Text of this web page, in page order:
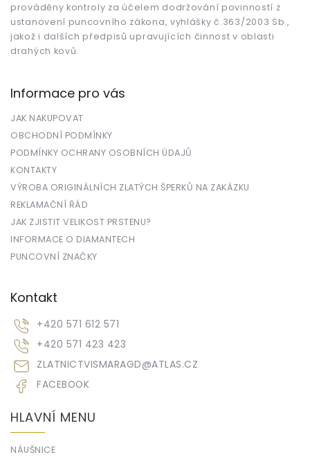
prováděny kontroly za účelem dodržování povinností z
ustanovení puncovního zákona, vyhlášky č.363/2003 Sb.,
jakož i dalších předpisů upravujících činnost v oblasti
drahých kovů.
Informace pro vás
JAK NAKUPOVAT
OBCHODNÍ PODMÍNKY
PODMÍNKY OCHRANY OSOBNÍCH ÚDAJŮ
KONTAKTY
VÝROBA ORIGINÁLNÍCH ZLATÝCH ŠPERKŮ NA ZAKÁZKU
REKLAMAČNÍ ŘÁD
JAK ZJISTIT VELIKOST PRSTENU?
INFORMACE O DIAMANTECH
PUNCOVNÍ ZNAČKY
Kontakt
ZLATNICTVISMARAGD@ATLAS.CZ
+420 571 612 571
+420 571 423 423
FACEBOOK
HLAVNÍ MENU
NÁUŠNICE